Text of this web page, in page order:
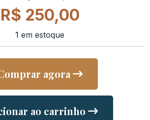
R$ 250,00
1 em estoque
agora
ao carrinho